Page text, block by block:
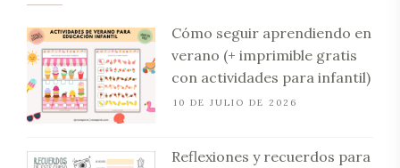
Cómo seguir aprendiendo en
verano (+ imprimible gratis
con actividades para infantil)
10 DE JULIO DE 2026
Reflexiones y recuerdos para